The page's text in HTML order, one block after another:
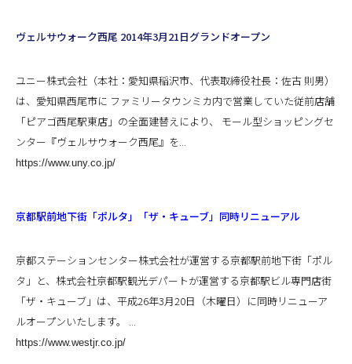
ヴェルサウォーク西尾 2014年3月21日グランドオープン
ユニー株式会社（本社：愛知県稲沢市、代表取締役社長：佐古 則男）
は、愛知県西尾市に ファミリータウンミカ内で営業していた従前店舗
「ピアゴ西尾駅東店」の全面建替えにより、 モール型ショッピングセ
ンター『ヴェルサウォーク西尾』を...
https://www.uny.co.jp/
京都駅前地下街「ポルタ」「ザ・キューブ」同時リニューアル
京都ステーションセンター株式会社が運営する京都駅前地下街「ポル
タ」と、株式会社京都駅観光デパートが運営する京都駅ビル専門店街
「ザ・キューブ」は、平成26年3月20日（木曜日）に同時リニューア
ルオープンいたします。 ...
https://www.westjr.co.jp/